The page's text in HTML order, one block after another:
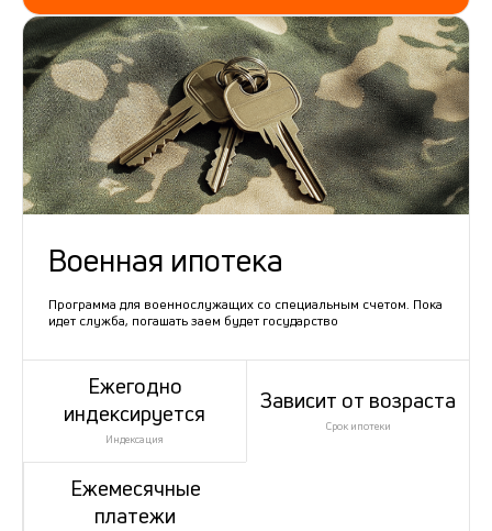
Военная ипотека
Программа для военнослужащих со специальным счетом. Пока
идет служба, погашать заем будет государство
Ежегодно
индексируется
Индексация
Зависит от возраста
Срок ипотеки
Ежемесячные
платежи